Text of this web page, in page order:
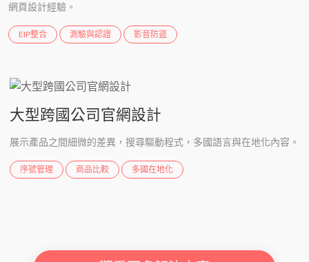
網頁設計經驗。
EIP整合 測驗與認證 影音防盜
大型跨國公司官網設計
展示產品之間細微的差異，搜尋驅動程式，多國語言與在地化內容。
序號管理 商品比較 多國在地化